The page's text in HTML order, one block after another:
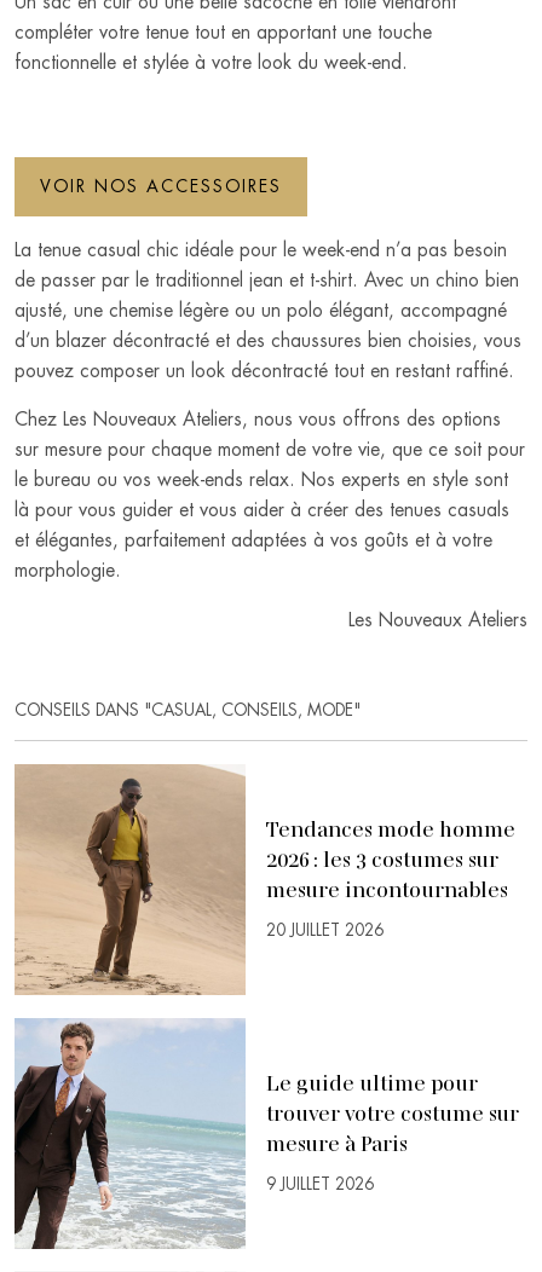
compléter votre tenue tout en apportant une touche
fonctionnelle et stylée à votre look du week-end.
VOIR NOS ACCESSOIRES
La tenue casual chic idéale pour le week-end n’a pas besoin
de passer par le traditionnel jean et t-shirt. Avec un chino bien
ajusté, une chemise légère ou un polo élégant, accompagné
d’un blazer décontracté et des chaussures bien choisies, vous
pouvez composer un look décontracté tout en restant raffiné.
Chez Les Nouveaux Ateliers, nous vous offrons des options
sur mesure pour chaque moment de votre vie, que ce soit pour
le bureau ou vos week-ends relax. Nos experts en style sont
là pour vous guider et vous aider à créer des tenues casuals
et élégantes, parfaitement adaptées à vos goûts et à votre
morphologie.
Les Nouveaux Ateliers
CONSEILS DANS "CASUAL, CONSEILS, MODE"
Tendances mode homme
2026 : les 3 costumes sur
mesure incontournables
20 JUILLET 2026
Le guide ultime pour
trouver votre costume sur
mesure à Paris
9 JUILLET 2026